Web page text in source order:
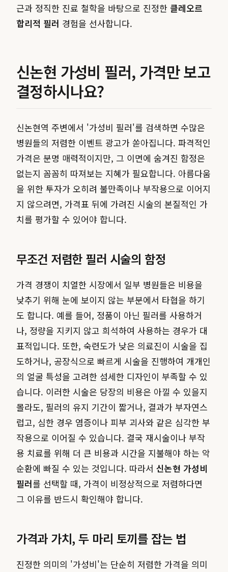
근과 정직한 진료 철학을 바탕으로 진정한 클레오르
합리적 필러 경험을 선사합니다.
신논현 가성비 필러, 가격만 보고
결정하시나요?
신논현역 주변에서 '가성비 필러'를 검색하면 수많은
병원들의 저렴한 이벤트 광고가 쏟아집니다. 파격적인
가격은 분명 매력적이지만, 그 이면에 숨겨진 함정은
없는지 꼼꼼히 따져보는 지혜가 필요합니다. 아름다움
을 위한 투자가 오히려 불만족이나 부작용으로 이어지
지 않으려면, 가격표 뒤에 가려진 시술의 본질적인 가
치를 평가할 수 있어야 합니다.
무조건 저렴한 필러 시술의 함정
가격 경쟁이 치열한 시장에서 일부 병원들은 비용을
낮추기 위해 눈에 보이지 않는 부분에서 타협을 하기
도 합니다. 예를 들어, 정품이 아닌 필러를 사용하거
나, 정량을 지키지 않고 희석하여 사용하는 경우가 대
표적입니다. 또한, 숙련도가 낮은 의료진이 시술을 집
도하거나, 공장식으로 빠르게 시술을 진행하여 개개인
의 얼굴 특성을 고려한 섬세한 디자인이 부족할 수 있
습니다. 이러한 시술은 당장의 비용은 아낄 수 있을지
몰라도, 필러의 유지 기간이 짧거나, 결과가 부자연스
럽고, 심한 경우 염증이나 피부 괴사와 같은 심각한 부
작용으로 이어질 수 있습니다. 결국 재시술이나 부작
용 치료를 위해 더 큰 비용과 시간을 지불해야 하는 악
순환에 빠질 수 있는 것입니다. 따라서 신논현 가성비
필러를 선택할 때, 가격이 비정상적으로 저렴하다면
그 이유를 반드시 확인해야 합니다.
가격과 가치, 두 마리 토끼를 잡는 법
진정한 의미의 '가성비'는 단순히 저렴한 가격을 의미